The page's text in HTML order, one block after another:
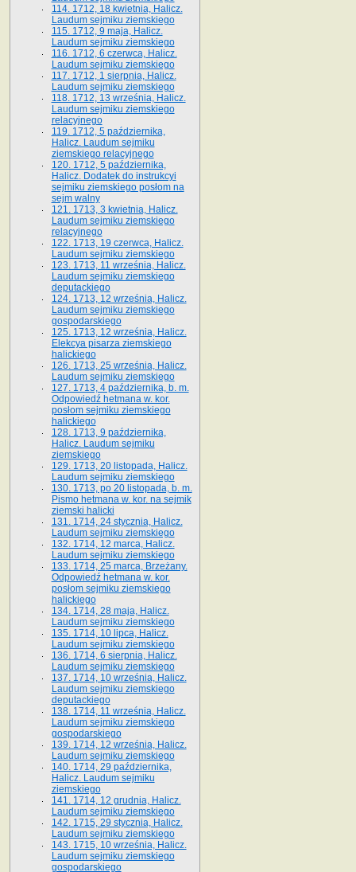
114. 1712, 18 kwietnia, Halicz.
Laudum sejmiku ziemskiego
115. 1712, 9 maja, Halicz.
Laudum sejmiku ziemskiego
116. 1712, 6 czerwca, Halicz.
Laudum sejmiku ziemskiego
117. 1712, 1 sierpnia, Halicz.
Laudum sejmiku ziemskiego
118. 1712, 13 września, Halicz.
Laudum sejmiku ziemskiego
relacyjnego
119. 1712, 5 października,
Halicz. Laudum sejmiku
ziemskiego relacyjnego
120. 1712, 5 października,
Halicz. Dodatek do instrukcyi
sejmiku ziemskiego posłom na
sejm walny
121. 1713, 3 kwietnia, Halicz.
Laudum sejmiku ziemskiego
relacyjnego
122. 1713, 19 czerwca, Halicz.
Laudum sejmiku ziemskiego
123. 1713, 11 września, Halicz.
Laudum sejmiku ziemskiego
deputackiego
124. 1713, 12 września, Halicz.
Laudum sejmiku ziemskiego
gospodarskiego
125. 1713, 12 września, Halicz.
Elekcya pisarza ziemskiego
halickiego
126. 1713, 25 września, Halicz.
Laudum sejmiku ziemskiego
127. 1713, 4 października, b. m.
Odpowiedź hetmana w. kor.
posłom sejmiku ziemskiego
halickiego
128. 1713, 9 października,
Halicz. Laudum sejmiku
ziemskiego
129. 1713, 20 listopada, Halicz.
Laudum sejmiku ziemskiego
130. 1713, po 20 listopada, b. m.
Pismo hetmana w. kor. na sejmik
ziemski halicki
131. 1714, 24 stycznia, Halicz.
Laudum sejmiku ziemskiego
132. 1714, 12 marca, Halicz.
Laudum sejmiku ziemskiego
133. 1714, 25 marca, Brzeżany.
Odpowiedź hetmana w. kor.
posłom sejmiku ziemskiego
halickiego
134. 1714, 28 maja, Halicz.
Laudum sejmiku ziemskiego
135. 1714, 10 lipca, Halicz.
Laudum sejmiku ziemskiego
136. 1714, 6 sierpnia, Halicz.
Laudum sejmiku ziemskiego
137. 1714, 10 września, Halicz.
Laudum sejmiku ziemskiego
deputackiego
138. 1714, 11 września, Halicz.
Laudum sejmiku ziemskiego
gospodarskiego
139. 1714, 12 września, Halicz.
Laudum sejmiku ziemskiego
140. 1714, 29 października,
Halicz. Laudum sejmiku
ziemskiego
141. 1714, 12 grudnia, Halicz.
Laudum sejmiku ziemskiego
142. 1715, 29 stycznia, Halicz.
Laudum sejmiku ziemskiego
143. 1715, 10 września, Halicz.
Laudum sejmiku ziemskiego
gospodarskiego